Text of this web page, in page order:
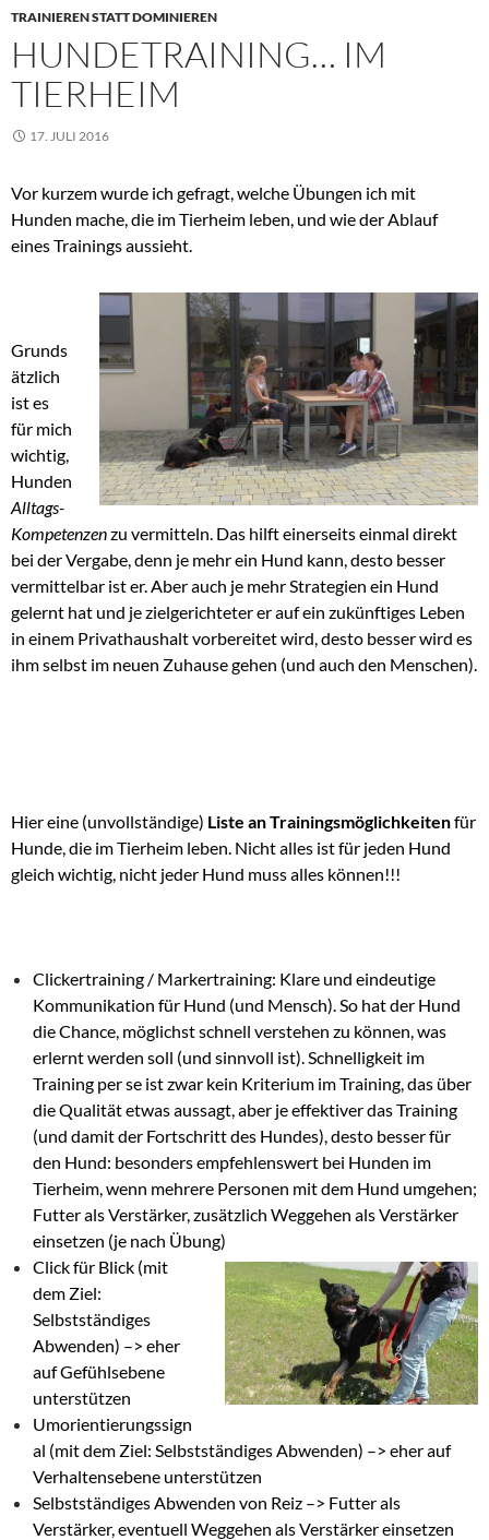
TRAINIEREN STATT DOMINIEREN
HUNDETRAINING… IM
TIERHEIM
17. JULI 2016
Vor kurzem wurde ich gefragt, welche Übungen ich mit
Hunden mache, die im Tierheim leben, und wie der Ablauf
eines Trainings aussieht.
Grunds
ätzlich
ist es
für mich
wichtig,
Hunden
Alltags-
Kompetenzenzu vermitteln. Das hilft einerseits einmal direkt
bei der Vergabe, denn je mehr ein Hund kann, desto besser
vermittelbar ist er. Aber auch je mehr Strategien ein Hund
gelernt hat und je zielgerichteter er auf ein zukünftiges Leben
in einem Privathaushalt vorbereitet wird, desto besser wird es
ihm selbst im neuen Zuhause gehen (und auch den Menschen).
Hier eine (unvollständige) Liste an Trainingsmöglichkeitenfür
Hunde, die im Tierheim leben. Nicht alles ist für jeden Hund
gleich wichtig, nicht jeder Hund muss alles können!!!
Clickertraining / Markertraining: Klare und eindeutige
Kommunikation für Hund (und Mensch). So hat der Hund
die Chance, möglichst schnell verstehen zu können, was
erlernt werden soll (und sinnvoll ist). Schnelligkeit im
Training per se ist zwar kein Kriterium im Training, das über
die Qualität etwas aussagt, aber je effektiver das Training
(und damit der Fortschritt des Hundes), desto besser für
den Hund: besonders empfehlenswert bei Hunden im
Tierheim, wenn mehrere Personen mit dem Hund umgehen;
Futter als Verstärker, zusätzlich Weggehen als Verstärker
einsetzen (je nach Übung)
Click für Blick (mit
dem Ziel:
Selbstständiges
Abwenden) –> eher
auf Gefühlsebene
unterstützen
Umorientierungssign
al (mit dem Ziel: Selbstständiges Abwenden) –> eher auf
Verhaltensebene unterstützen
Selbstständiges Abwenden von Reiz –> Futter als
Verstärker, eventuell Weggehen als Verstärker einsetzen